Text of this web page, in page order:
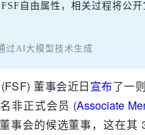
自由属性，相关过程将公开
过AI大模型技术生成
董事会近日宣布了一
非正式会员 (Associate
董事会的候选董事，这在其